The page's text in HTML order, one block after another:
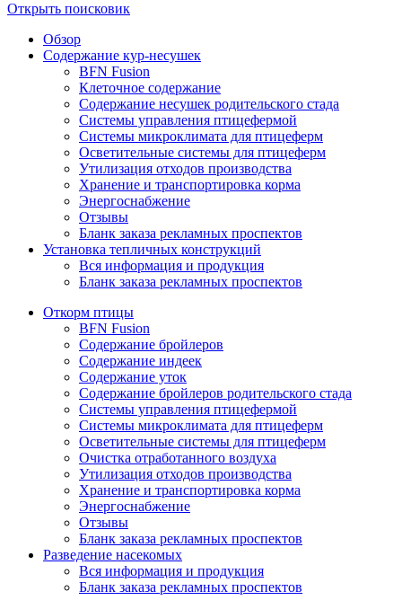
Открыть поисковик
Обзор
Содержание кур-несушек
BFN Fusion
Клеточное содержание
Содержание несушек родительского стада
Системы управления птицефермой
Системы микроклимата для птицеферм
Осветительные системы для птицеферм
Утилизация отходов производства
Хранение и транспортировка корма
Энергоснабжение
Отзывы
Бланк заказа рекламных проспектов
Установка тепличных конструкций
Вся информация и продукция
Бланк заказа рекламных проспектов
Откорм птицы
BFN Fusion
Содержание бройлеров
Содержание индеек
Содержание уток
Содержание бройлеров родительского стада
Системы управления птицефермой
Системы микроклимата для птицеферм
Осветительные системы для птицеферм
Очистка отработанного воздуха
Утилизация отходов производства
Хранение и транспортировка корма
Энергоснабжение
Отзывы
Бланк заказа рекламных проспектов
Разведение насекомых
Вся информация и продукция
Бланк заказа рекламных проспектов